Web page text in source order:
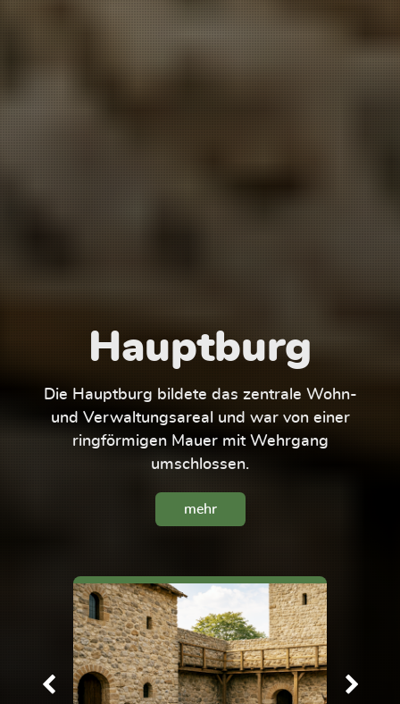
Hauptburg
Die Hauptburg bildete das zentrale Wohn-
und Verwaltungsareal und war von einer
ringförmigen Mauer mit Wehrgang
umschlossen.
mehr